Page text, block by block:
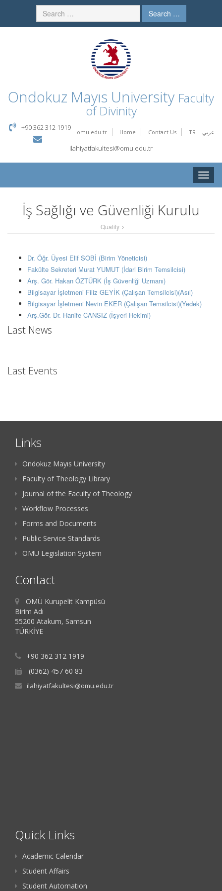
Search …
Ondokuz Mayıs University Faculty
of Divinity
omu.edu.tr Home Contact Us TR عربي
+90 362 312 1919
ilahiyatfakultesi@omu.edu.tr
Toggle
İş Sağlığı ve Güvenliği Kurulu
Quality
Dr. Öğr. Üyesi Elif SOBİ (Birim Yöneticisi)
Fakülte Sekreteri Murat YUMUT (İdari Birim Temsilcisi)
Arş. Gör. Hakan ÖZTÜRK (İş Güvenliği Uzmanı)
Bilgisayar İşletmeni Filiz GEYİK (Çalışan Temsilcisi)(Asıl)
Bilgisayar İşletmeni Nevin EKER (Çalışan Temsilcisi)(Yedek)
Arş.Gör. Dr. Hanife CANSIZ (İşyeri Hekimi)
Last News
Last Events
Links
Ondokuz Mayıs University
Faculty of Theology Library
Journal of the Faculty of Theology
Workflow Processes
Forms and Documents
Public Service Standards
OMU Legislation System
Contact
OMÜ Kurupelit Kampüsü
Birim Adı
55200 Atakum, Samsun
TÜRKİYE
+90 362 312 1919
(0362) 457 60 83
ilahiyatfakultesi@omu.edu.tr
Quick Links
Academic Calendar
Student Affairs
Student Automation